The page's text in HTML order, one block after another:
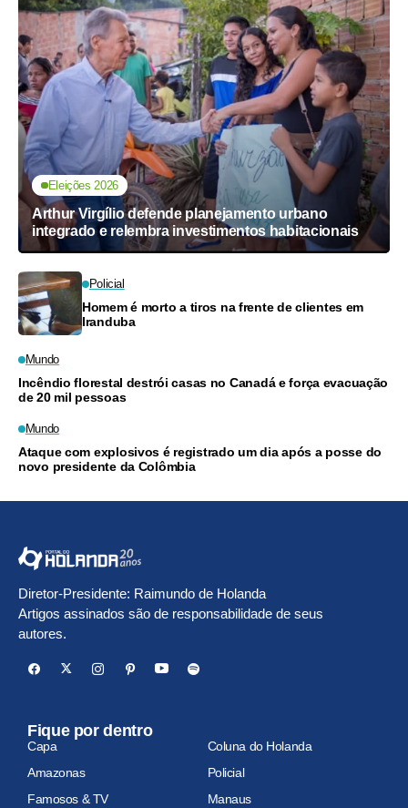
Eleições 2026
Arthur Virgílio defende planejamento urbano
integrado e relembra investimentos habitacionais
Policial
Homem é morto a tiros na frente de clientes em
Iranduba
Mundo
Incêndio florestal destrói casas no Canadá e força evacuação
de 20 mil pessoas
Mundo
Ataque com explosivos é registrado um dia após a posse do
novo presidente da Colômbia
Diretor-Presidente: Raimundo de Holanda
Artigos assinados são de responsabilidade de seus
autores.
Fique por dentro
Capa
Coluna do Holanda
Amazonas
Policial
Famosos & TV
Manaus